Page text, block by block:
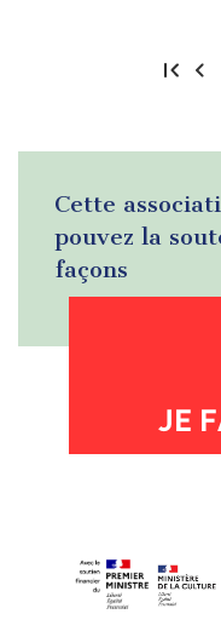
Cette
pouvez la
façons
JE